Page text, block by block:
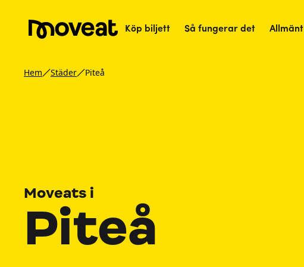
Köp biljett Så fungerar det Allmänt
Hem Städer Piteå
Moveats i
Piteå